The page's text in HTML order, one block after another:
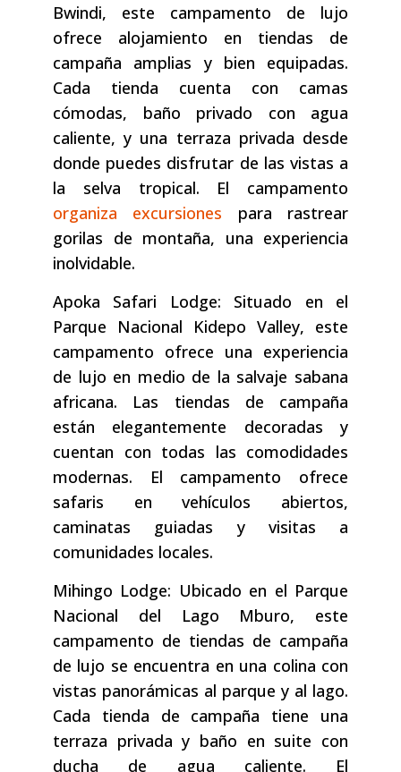
Bwindi, este campamento de lujo
ofrece alojamiento en tiendas de
campaña amplias y bien equipadas.
Cada tienda cuenta con camas
cómodas, baño privado con agua
caliente, y una terraza privada desde
donde puedes disfrutar de las vistas a
la selva tropical. El campamento
organiza excursiones para rastrear
gorilas de montaña, una experiencia
inolvidable.
Apoka Safari Lodge: Situado en el
Parque Nacional Kidepo Valley, este
campamento ofrece una experiencia
de lujo en medio de la salvaje sabana
africana. Las tiendas de campaña
están elegantemente decoradas y
cuentan con todas las comodidades
modernas. El campamento ofrece
safaris en vehículos abiertos,
caminatas guiadas y visitas a
comunidades locales.
Mihingo Lodge: Ubicado en el Parque
Nacional del Lago Mburo, este
campamento de tiendas de campaña
de lujo se encuentra en una colina con
vistas panorámicas al parque y al lago.
Cada tienda de campaña tiene una
terraza privada y baño en suite con
ducha de agua caliente. El